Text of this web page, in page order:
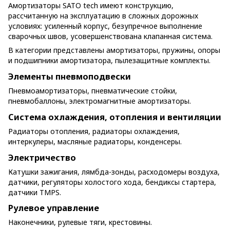
Амортизаторы SATO tech имеют конструкцию,
рассчитанную на эксплуатацию в сложных дорожных
условиях: усиленный корпус, безупречное выполнение
сварочных швов, усовершенствована клапанная система.
В категории представлены амортизаторы, пружины, опоры
и подшипники амортизатора, пылезащитные комплекты.
Элементы пневмоподвески
Пневмоамортизаторы, пневматические стойки,
пневмобаллоны, электромагнитные амортизаторы.
Система охлаждения, отопления и вентиляции
Радиаторы отопления, радиаторы охлаждения,
интеркулеры, масляные радиаторы, конденсеры.
Электричество
Катушки зажигания, лямбда-зонды, расходомеры воздуха,
датчики, регуляторы холостого хода, бендиксы стартера,
датчики TMPS.
Рулевое управление
Наконечники, рулевые тяги, крестовины.